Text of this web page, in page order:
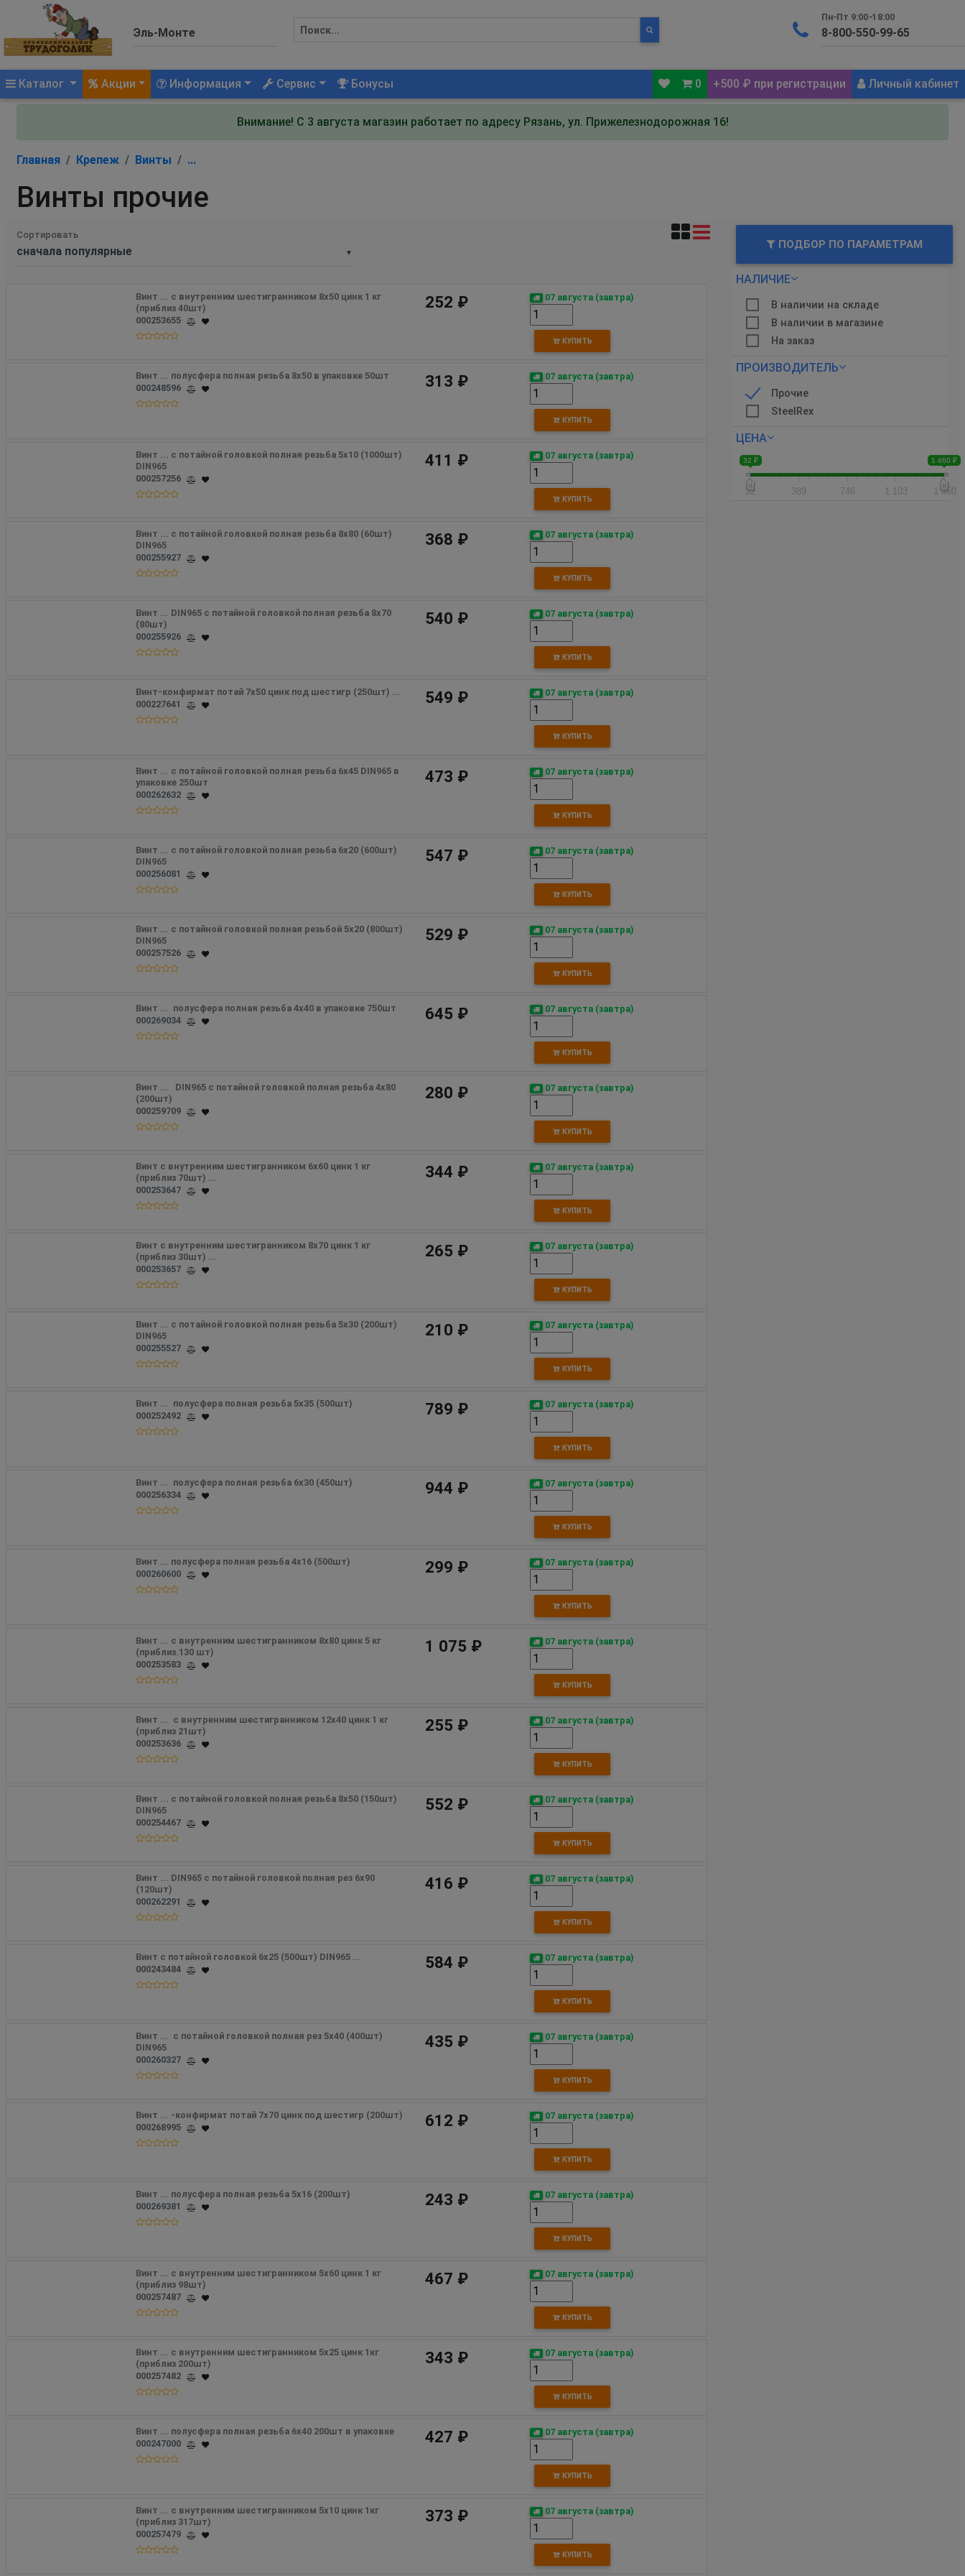
Пн-Пт 9:00-18:00
Каталог (current)Акции Информация Сервис Бонусы 0 +500 ₽ при регистрации Личный кабинет
Внимание! С 3 августа магазин работает по адресу Рязань, ул. Прижелезнодорожная 16!
Главная Крепеж Винты ...
Винты прочие
ПОДБОР ПО ПАРАМЕТРАМ
НАЛИЧИЕ
В наличии на складе
В наличии в магазине
На заказ
ПРОИЗВОДИТЕЛЬ
Прочие
SteelRex
ЦЕНА
32 ₽ 1 460 ₽
32 389 746 1 103 1 460
▼
Сортировать
Винт ... с внутренним шестигранником 8х50 цинк 1 кг
(приблиз 40шт)
000253655
252 ₽ 07 августа (завтра)
КУПИТЬ
Винт ... полусфера полная резьба 8х50 в упаковке 50шт
000248596
313 ₽ 07 августа (завтра)
КУПИТЬ
Винт ... с потайной головкой полная резьба 5х10 (1000шт)
DIN965
000257256
411 ₽ 07 августа (завтра)
КУПИТЬ
Винт ... с потайной головкой полная резьба 8х80 (60шт)
DIN965
000255927
368 ₽ 07 августа (завтра)
КУПИТЬ
Винт ... DIN965 с потайной головкой полная резьба 8х70
(80шт)
000255926
540 ₽ 07 августа (завтра)
КУПИТЬ
Винт-конфирмат потай 7х50 цинк под шестигр (250шт) ...
000227641
549 ₽ 07 августа (завтра)
КУПИТЬ
Винт ... с потайной головкой полная резьба 6х45 DIN965 в
упаковке 250шт
000262632
473 ₽ 07 августа (завтра)
КУПИТЬ
Винт ... с потайной головкой полная резьба 6х20 (600шт)
DIN965
000256081
547 ₽ 07 августа (завтра)
КУПИТЬ
Винт ... с потайной головкой полная резьбой 5х20 (800шт)
DIN965
000257526
529 ₽ 07 августа (завтра)
КУПИТЬ
Винт ...  полусфера полная резьба 4х40 в упаковке 750шт
000269034
645 ₽ 07 августа (завтра)
КУПИТЬ
Винт ...   DIN965 с потайной головкой полная резьба 4х80
(200шт)
000259709
280 ₽ 07 августа (завтра)
КУПИТЬ
Винт с внутренним шестигранником 6х60 цинк 1 кг
(приблиз 70шт) ...
000253647
344 ₽ 07 августа (завтра)
КУПИТЬ
Винт с внутренним шестигранником 8х70 цинк 1 кг
(приблиз 30шт) ...
000253657
265 ₽ 07 августа (завтра)
КУПИТЬ
Винт ... с потайной головкой полная резьба 5х30 (200шт)
DIN965
000255527
210 ₽ 07 августа (завтра)
КУПИТЬ
Винт ...  полусфера полная резьба 5х35 (500шт)
000252492
789 ₽ 07 августа (завтра)
КУПИТЬ
Винт ...  полусфера полная резьба 6х30 (450шт)
000256334
944 ₽ 07 августа (завтра)
КУПИТЬ
Винт ... полусфера полная резьба 4х16 (500шт)
000260600
299 ₽ 07 августа (завтра)
КУПИТЬ
Винт ... с внутренним шестигранником 8х80 цинк 5 кг
(приблиз.130 шт)
000253583
1 075 ₽ 07 августа (завтра)
КУПИТЬ
Винт ...  с внутренним шестигранником 12х40 цинк 1 кг
(приблиз 21шт)
000253636
255 ₽ 07 августа (завтра)
КУПИТЬ
Винт ... с потайной головкой полная резьба 8х50 (150шт)
DIN965
000254467
552 ₽ 07 августа (завтра)
КУПИТЬ
Винт ... DIN965 с потайной головкой полная рез 6х90
(120шт)
000262291
416 ₽ 07 августа (завтра)
КУПИТЬ
Винт с потайной головкой 6х25 (500шт) DIN965 ...
000243484
584 ₽ 07 августа (завтра)
КУПИТЬ
Винт ...  с потайной головкой полная рез 5х40 (400шт)
DIN965
000260327
435 ₽ 07 августа (завтра)
КУПИТЬ
Винт ... -конфирмат потай 7х70 цинк под шестигр (200шт)
000268995
612 ₽ 07 августа (завтра)
КУПИТЬ
Винт ... полусфера полная резьба 5х16 (200шт)
000269381
243 ₽ 07 августа (завтра)
КУПИТЬ
Винт ... с внутренним шестигранником 5х60 цинк 1 кг
(приблиз 98шт)
000257487
467 ₽ 07 августа (завтра)
КУПИТЬ
Винт ... с внутренним шестигранником 5х25 цинк 1кг
(приблиз 200шт)
000257482
343 ₽ 07 августа (завтра)
КУПИТЬ
Винт ... полусфера полная резьба 6х40 200шт в упаковке
000247000
427 ₽ 07 августа (завтра)
КУПИТЬ
Винт ... с внутренним шестигранником 5х10 цинк 1кг
(приблиз 317шт)
000257479
373 ₽ 07 августа (завтра)
КУПИТЬ